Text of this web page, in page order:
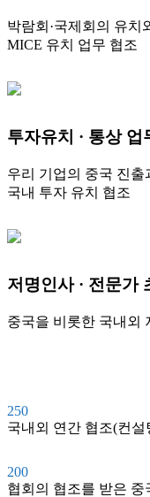
박람회·국제회의 유치
MICE 유치 업무 협조
투자유치 · 통상 업
우리 기업의 중국 진
국내 투자 유치 협조
저명인사 · 전문가
중국을 비롯한 국내외
250
국내외 연간 협조(컨설
200
협회의 협조를 받은 중